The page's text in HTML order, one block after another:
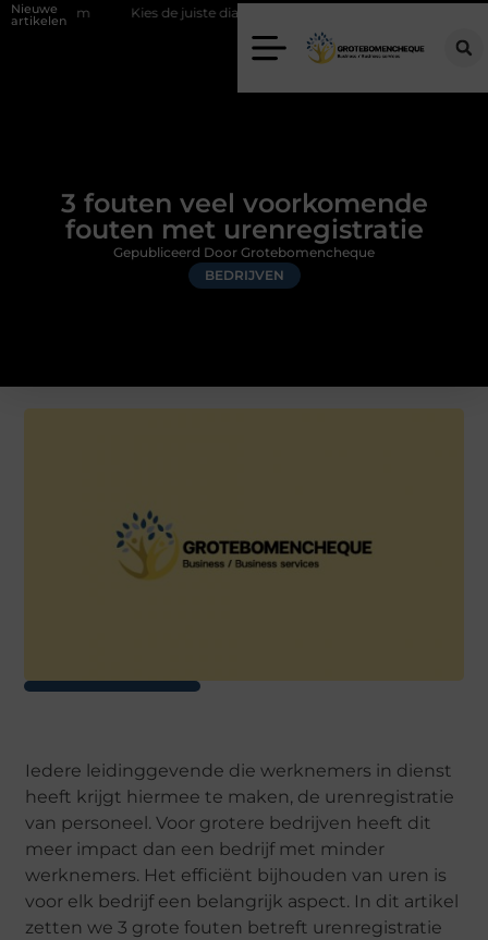
Nieuwe
artikelenKies de juiste diamantboor voor uw project
3 fouten veel voorkomende
fouten met urenregistratie
BEDRIJVEN
Gepubliceerd Door Grotebomencheque
Iedere leidinggevende die werknemers in dienst
heeft krijgt hiermee te maken, de urenregistratie
van personeel. Voor grotere bedrijven heeft dit
meer impact dan een bedrijf met minder
werknemers. Het efficiënt bijhouden van uren is
voor elk bedrijf een belangrijk aspect. In dit artikel
zetten we 3 grote fouten betreft urenregistratie